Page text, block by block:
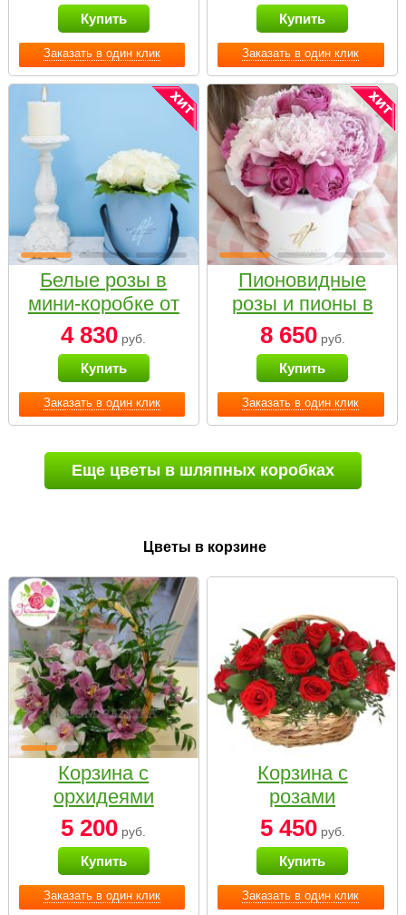
Заказать в один клик
Купить
Заказать в один клик
Купить
Заказать в один клик
Белые розы в
мини-коробке от
Bella Fiori
4 830 руб.
Купить
Заказать в один клик
Пионовидные
розы и пионы в
белой коробке
Small
8 650руб.
Купить
Еще цветы в шляпных коробках
Цветы в корзине
Заказать в один клик
Корзина с
орхидеями
малая
5 200 руб.
Купить
Заказать в один клик
Корзина с
розами
«Красный
Париж»
5 450руб.
Купить